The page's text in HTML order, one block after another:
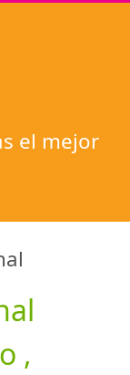
el mejor
,